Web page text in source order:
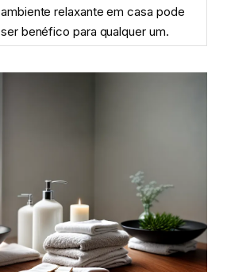
ambiente relaxante em casa pode
ser benéfico para qualquer um.